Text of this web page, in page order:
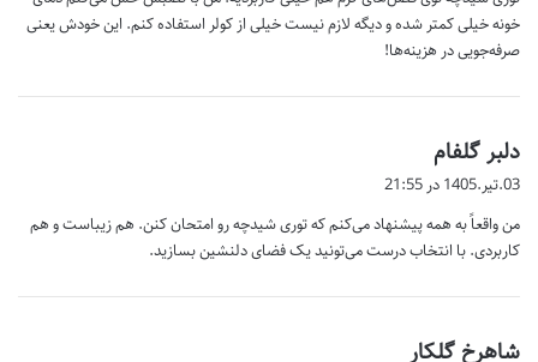
خونه خیلی کمتر شده و دیگه لازم نیست خیلی از کولر استفاده کنم. این خودش یعنی
صرفه‌جویی در هزینه‌ها!
دلبر گلفام
ت
:
03.تیر.1405 در 21:55
من واقعاً به همه پیشنهاد می‌کنم که توری شیدچه رو امتحان کنن. هم زیباست و هم
کاربردی. با انتخاب درست می‌تونید یک فضای دلنشین بسازید.
شاهرخ گلکار